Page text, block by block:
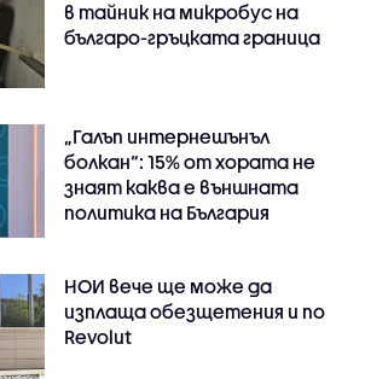
в тайник на микробус на
българо-гръцката граница
„Галъп интернешънъл
болкан“: 15% от хората не
знаят каква е външната
политика на България
НОИ вече ще може да
изплаща обезщетения и по
Revolut